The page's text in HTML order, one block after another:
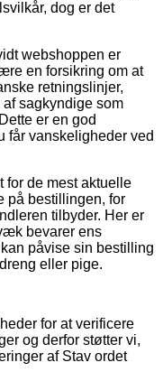
dog er det
webshoppen er
en forsikring om at
retningslinjer,
sagkyndige som
er en god
får vanskeligheder ved
for de mest aktuelle
på bestillingen, for
tilbyder. Her er
bevarer ens
påvise sin bestilling
eller pige.
for at verificere
og derfor støtter vi,
af Stav ordet